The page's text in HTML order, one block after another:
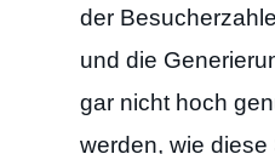
der
und die
gar nicht hoch
werden, wie diese